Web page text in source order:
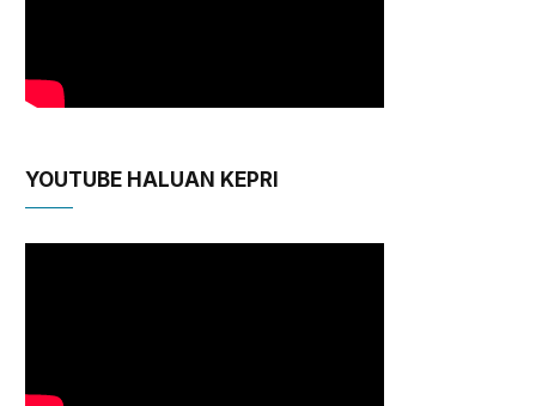
YOUTUBE HALUAN KEPRI